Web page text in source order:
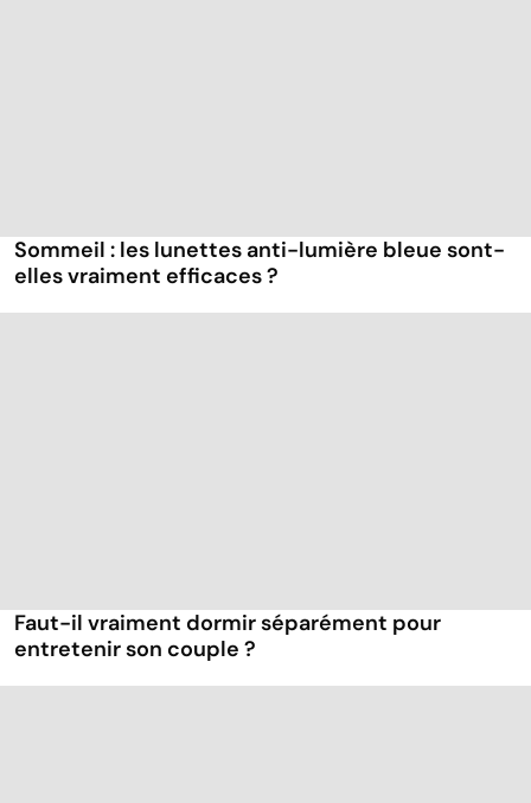
Sommeil : les lunettes anti-lumière bleue sont-
elles vraiment efficaces ?
Faut-il vraiment dormir séparément pour
entretenir son couple ?